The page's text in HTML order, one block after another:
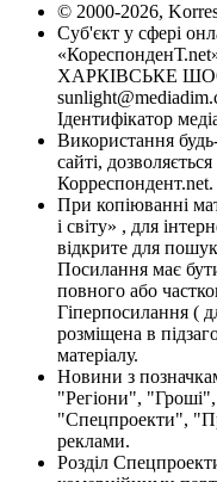
© 2000-2026,
Суб'єкт у сфері
ХАРКІВСЬКЕ
Ідентифікатор
Використання
сайті,
Корреспондент.net.
При копіюванні
і світу» , для
відкрите для
Посилання має
повного або
Гіперпосилання (
розміщена в
матеріалу.
Новини з
"Регіони",
"Спецпроекти",
реклами.
Розділ